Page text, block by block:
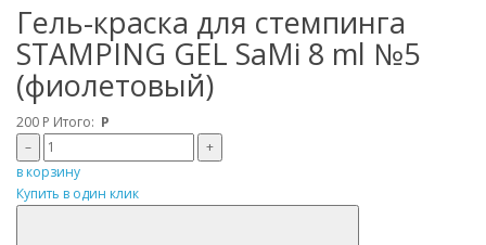
Гель-краска для стемпинга
STAMPING GEL SaMi 8 ml №5
(фиолетовый)
200 Р Итого: Р
–
+
в корзину
Купить в один клик